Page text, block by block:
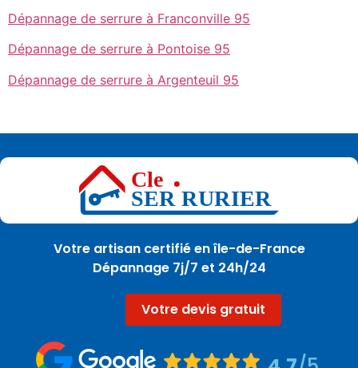
Dépannage de serrure à Franconville 95
Dépannage de serrure à Pontoise 95
Dépannage de serrure à Argenteuil 95
Votre artisan certifié en île-de-France
Dépannage 7j/7 et 24h/24
Votre devis gratuit